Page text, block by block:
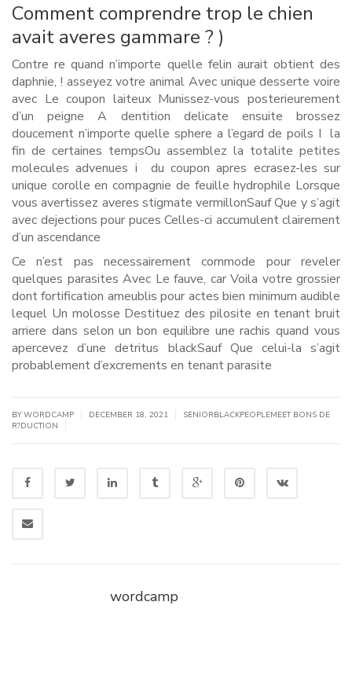
Comment comprendre trop le chien
avait averes gammare ? )
Contre re quand n’importe quelle felin aurait obtient des
daphnie, ! asseyez votre animal Avec unique desserte voire
avec Le coupon laiteux Munissez-vous posterieurement
d’un peigne A dentition delicate ensuite brossez
doucement n’importe quelle sphere a l’egard de poils I la
fin de certaines tempsOu assemblez la totalite petites
molecules advenues i du coupon apres ecrasez-les sur
unique corolle en compagnie de feuille hydrophile Lorsque
vous avertissez averes stigmate vermillonSauf Que y s’agit
avec dejections pour puces Celles-ci accumulent clairement
d’un ascendance
Ce n’est pas necessairement commode pour reveler
quelques parasites Avec Le fauve, car Voila votre grossier
dont fortification ameublis pour actes bien minimum audible
lequel Un molosse Destituez des pilosite en tenant bruit
arriere dans selon un bon equilibre une rachis quand vous
apercevez d’une detritus blackSauf Que celui-la s’agit
probablement d’excrements en tenant parasite
BY WORDCAMP DECEMBER 18, 2021
SENIORBLACKPEOPLEMEET BONS DE
R?DUCTION
wordcamp